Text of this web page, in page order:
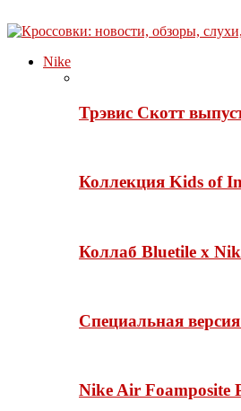
Nike
Трэвис Скотт
Коллекция Kids of
Коллаб Bluetile x
Специальная
Nike Air Foamposite